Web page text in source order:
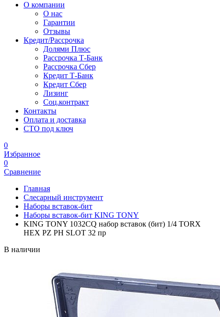
О компании
О нас
Гарантии
Отзывы
Кредит/Рассрочка
Долями Плюс
Рассрочка Т-Банк
Рассрочка Сбер
Кредит Т-Банк
Кредит Сбер
Лизинг
Соц.контракт
Контакты
Оплата и доставка
СТО под ключ
0
Избранное
0
Сравнение
Главная
Слесарный инструмент
Наборы вставок-бит
Наборы вставок-бит KING TONY
KING TONY 1032CQ набор вставок (бит) 1/4 TORX
HEX PZ PH SLOT 32 пр
В наличии